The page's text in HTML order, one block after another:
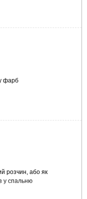
фарб
розчин, або як
у спальню